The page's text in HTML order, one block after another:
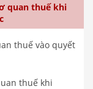
quan thuế khi
thuế vào quyết
thuế khi